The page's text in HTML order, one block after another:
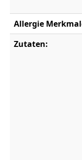
Allergie
Zutaten: